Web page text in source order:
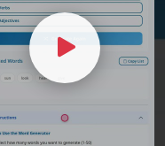
Watch Video